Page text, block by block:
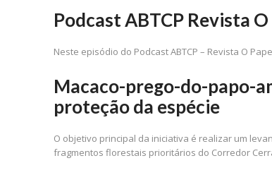
Podcast ABTCP Revista
Neste episódio do Podcast ABTCP – Revista O
Macaco-prego-do-papo-
proteção da espécie
O objetivo principal da iniciativa é realizar um
fragmentos florestais prioritários do Corredor